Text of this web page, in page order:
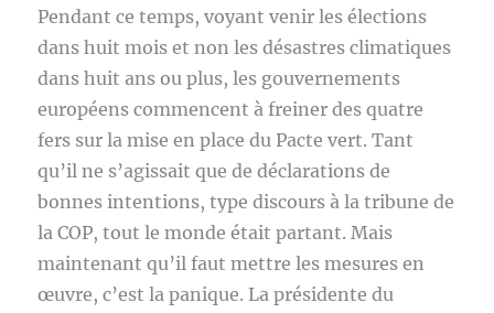
Pendant ce temps, voyant venir les élections
dans huit mois et non les désastres climatiques
dans huit ans ou plus, les gouvernements
européens commencent à freiner des quatre
fers sur la mise en place du Pacte vert. Tant
qu’il ne s’agissait que de déclarations de
bonnes intentions, type discours à la tribune de
la COP, tout le monde était partant. Mais
maintenant qu’il faut mettre les mesures en
œuvre, c’est la panique. La présidente du